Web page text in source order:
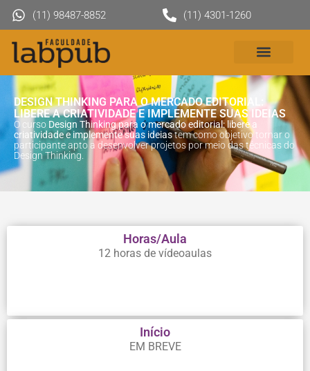
(11) 98487-8852 (11) 4301-1260
DESIGN THINKING PARA O MERCADO EDITORIAL:
LIBERE A CRIATIVIDADE E IMPLEMENTE SUAS IDEIAS
O curso Design Thinking para o mercado editorial: libere a
criatividade e implemente suas ideiastem como objetivo tornar o
participante apto a desenvolver projetos por meio das técnicas do
Design Thinking.
Horas/Aula
12 horas de vídeoaulas
Início
EM BREVE